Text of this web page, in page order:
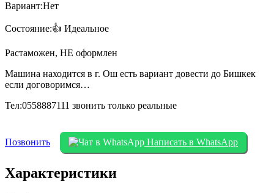
Вариант:Нет
️Состояние:️️️️️👍 Идеальное
Растаможен, НЕ оформлен
Машина находится в г. Ош есть вариант довести до Бишкек
если договоримся…
Тел:0558887111 звонить только реальные
Позвонить Написать в WhatsApp
Характеристики